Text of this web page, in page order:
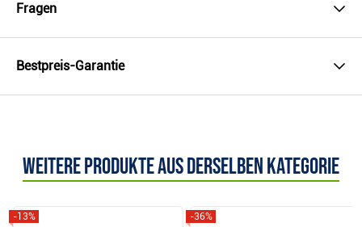
Fragen
Bestpreis-Garantie
Weitere Produkte aus derselben Kategorie
-13% -36%